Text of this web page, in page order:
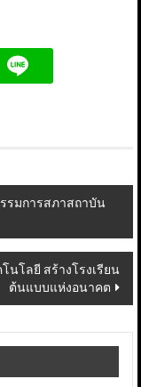
รมการสภาสถาบัน
นโลยี สร้างโรงเรียน
ต้นแบบแห่งอนาคต